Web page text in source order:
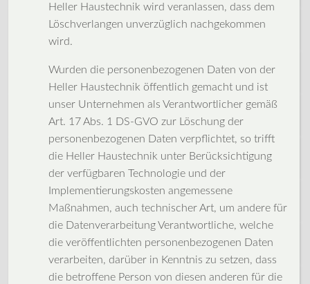
Heller Haustechnik wird veranlassen, dass dem
Löschverlangen unverzüglich nachgekommen
wird.
Wurden die personenbezogenen Daten von der
Heller Haustechnik öffentlich gemacht und ist
unser Unternehmen als Verantwortlicher gemäß
Art. 17 Abs. 1 DS-GVO zur Löschung der
personenbezogenen Daten verpflichtet, so trifft
die Heller Haustechnik unter Berücksichtigung
der verfügbaren Technologie und der
Implementierungskosten angemessene
Maßnahmen, auch technischer Art, um andere für
die Datenverarbeitung Verantwortliche, welche
die veröffentlichten personenbezogenen Daten
verarbeiten, darüber in Kenntnis zu setzen, dass
die betroffene Person von diesen anderen für die